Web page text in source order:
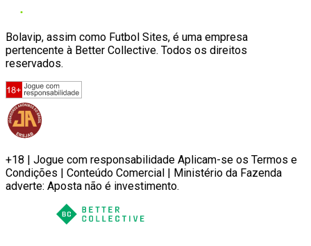
Bolavip, assim como Futbol Sites, é uma empresa
pertencente à Better Collective. Todos os direitos
reservados.
+18 | Jogue com responsabilidade Aplicam-se os Termos e
Condições | Conteúdo Comercial | Ministério da Fazenda
adverte: Aposta não é investimento.